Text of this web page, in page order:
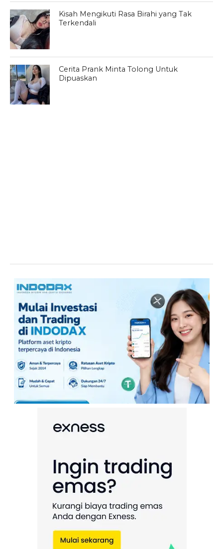
Kisah Mengikuti Rasa Birahi yang Tak
Terkendali
Cerita Prank Minta Tolong Untuk
Dipuaskan